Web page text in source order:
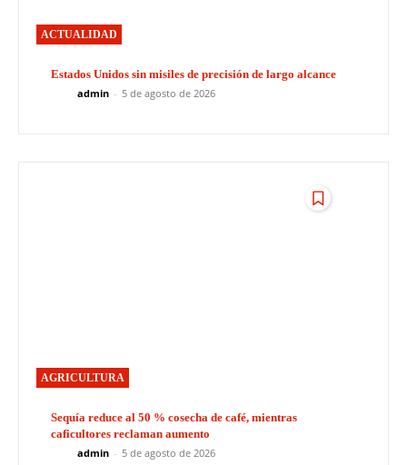
ACTUALIDAD
Estados Unidos sin misiles de precisión de largo alcance
admin - 5 de agosto de 2026
AGRICULTURA
Sequía reduce al 50 % cosecha de café, mientras
caficultores reclaman aumento
admin - 5 de agosto de 2026